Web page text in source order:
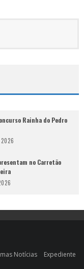
Rainha do Pedro
no Carretão
Notícias Expediente